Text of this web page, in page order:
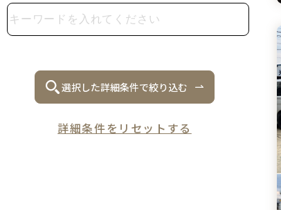
アルミホイール フォグランプ
フロントエアコン
選択した詳細条件で絞り込む
詳細条件をリセットする